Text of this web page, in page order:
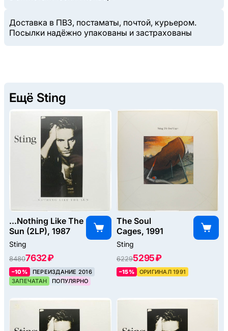
Доставка в ПВЗ, постаматы, почтой, курьером.
Посылки надёжно упакованы и застрахованы
Ещё Sting
...Nothing Like The
Sun (2LP), 1987
Sting
84807632 ₽
–10%
ПЕРЕИЗДАНИЕ 2016
ЗАПЕЧАТАН
ПОПУЛЯРНО
The Soul
Cages, 1991
Sting
62295295 ₽
–15% ОРИГИНАЛ 1991